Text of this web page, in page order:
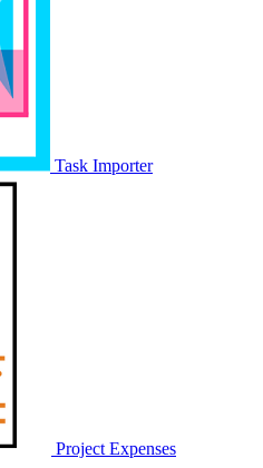
Task Importer
Project Expenses